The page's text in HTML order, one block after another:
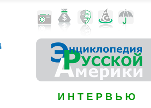
И Н Т Е Р В Ь Ю